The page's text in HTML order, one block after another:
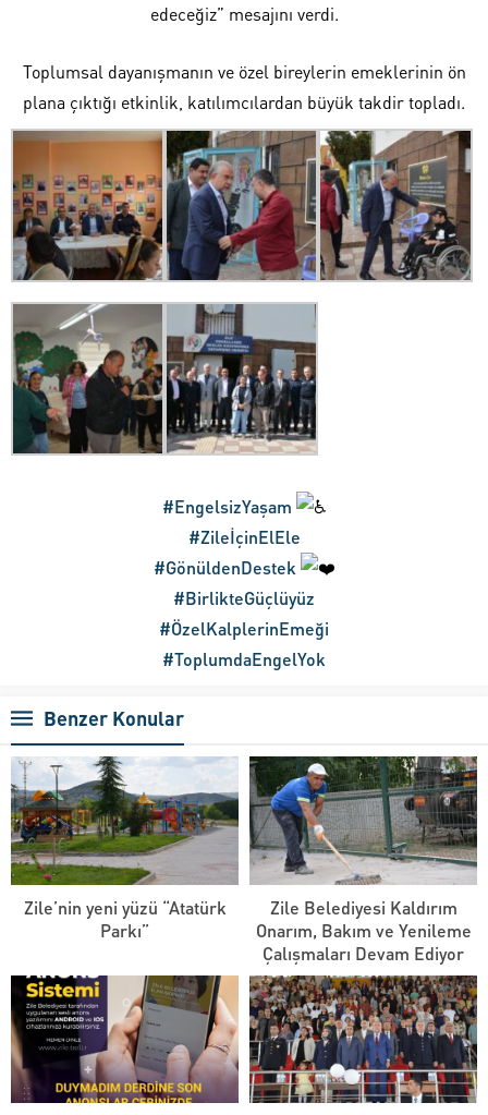
edeceğiz” mesajını verdi.
Toplumsal dayanışmanın ve özel bireylerin emeklerinin ön
plana çıktığı etkinlik, katılımcılardan büyük takdir topladı.
#EngelsizYaşam
#ZileİçinElEle
#GönüldenDestek
#BirlikteGüçlüyüz
#ÖzelKalplerinEmeği
#ToplumdaEngelYok
Benzer Konular
Zile’nin yeni yüzü “Atatürk
Parkı”
Zile Belediyesi Kaldırım
Onarım, Bakım ve Yenileme
Çalışmaları Devam Ediyor